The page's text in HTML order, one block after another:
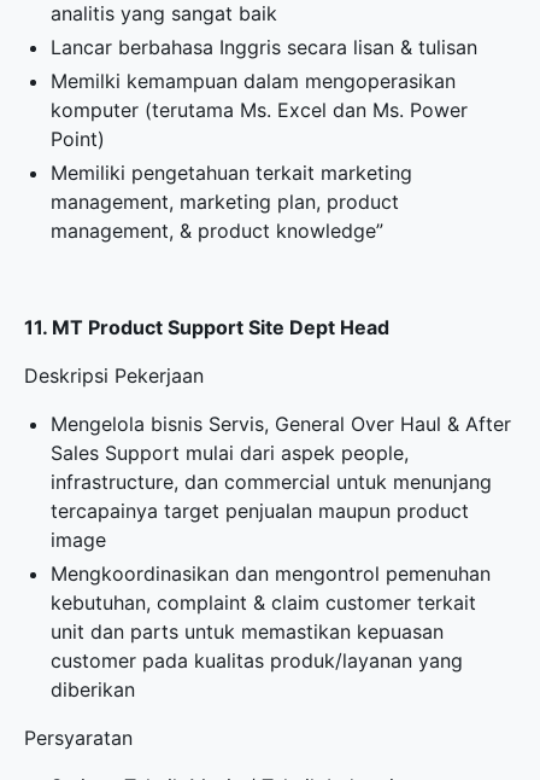
analitis yang sangat baik
Lancar berbahasa Inggris secara lisan & tulisan
Memilki kemampuan dalam mengoperasikan
komputer (terutama Ms. Excel dan Ms. Power
Point)
Memiliki pengetahuan terkait marketing
management, marketing plan, product
management, & product knowledge”
11. MT Product Support Site Dept Head
Deskripsi Pekerjaan
Mengelola bisnis Servis, General Over Haul & After
Sales Support mulai dari aspek people,
infrastructure, dan commercial untuk menunjang
tercapainya target penjualan maupun product
image
Mengkoordinasikan dan mengontrol pemenuhan
kebutuhan, complaint & claim customer terkait
unit dan parts untuk memastikan kepuasan
customer pada kualitas produk/layanan yang
diberikan
Persyaratan